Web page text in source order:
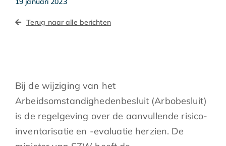
Terug naar alle berichten
Bij de wijziging van het
Arbeidsomstandighedenbesluit (Arbobesluit)
is de regelgeving over de aanvullende risico-
inventarisatie en -evaluatie herzien. De